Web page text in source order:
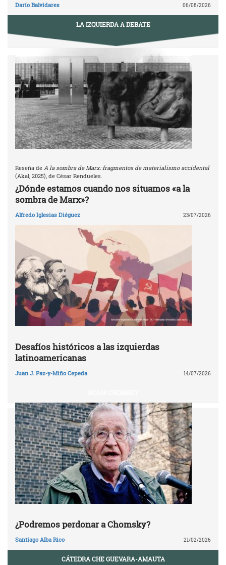
Darío Balvidares 06/08/2026
LA IZQUIERDA A DEBATE
Reseña de A la sombra de Marx: fragmentos de materialismo accidental
(Akal, 2025), de César Rendueles.
¿Dónde estamos cuando nos situamos «a la
sombra de Marx»?
Alfredo Iglesias Diéguez 23/07/2026
Desafíos históricos a las izquierdas
latinoamericanas
Juan J. Paz-y-Miño Cepeda 14/07/2026
¿Podremos perdonar a Chomsky?
Santiago Alba Rico 21/02/2026
CÁTEDRA CHE GUEVARA-AMAUTA